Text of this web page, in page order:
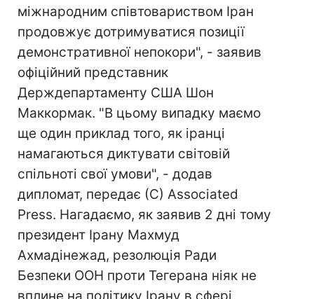
міжнародним співтовариством Іран
продовжує дотримуватися позиції
демонстративної непокори", - заявив
офіційний представник
Держдепартаменту США Шон
Маккормак. "В цьому випадку маємо
ще один приклад того, як іранці
намагаються диктувати світовій
спільноті свої умови", - додав
дипломат, передає (С) Associated
Press. Нагадаємо, як заявив 2 дні тому
президент Ірану Махмуд
Ахмадінежад, резолюція Ради
Безпеки ООН проти Тегерана ніяк не